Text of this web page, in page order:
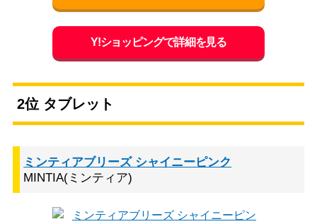
Y!ショッピングで詳細を見る
2位 タブレット
ミンティアブリーズ シャイニーピンク
MINTIA(ミンティア)